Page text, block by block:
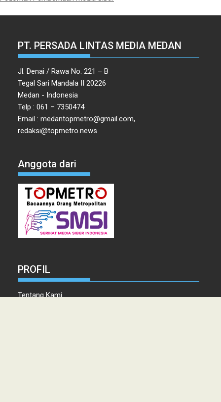
PT. PERSADA LINTAS MEDIA MEDAN
Jl. Denai / Rawa No. 221 – B
Tegal Sari Mandala II 20226
Medan - Indonesia
Telp : 061 – 7350474
Email : medantopmetro@gmail.com,
redaksi@topmetro.news
Anggota dari
PROFIL
Tentang Kami